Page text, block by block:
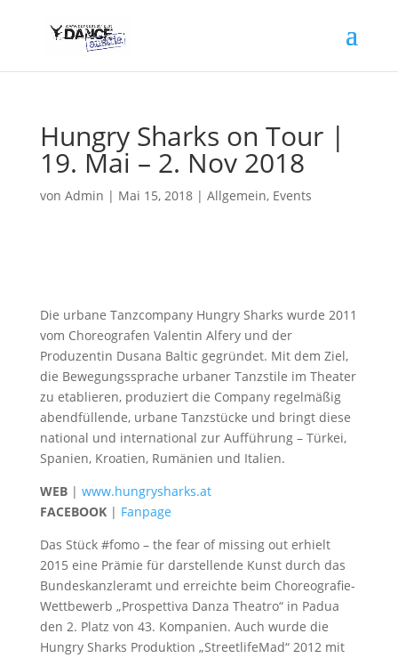
Hungry Sharks on Tour |
19. Mai – 2. Nov 2018
von Admin | Mai 15, 2018| Allgemein, Events
Die urbane Tanzcompany Hungry Sharks wurde 2011
vom Choreografen Valentin Alfery und der
Produzentin Dusana Baltic gegründet. Mit dem Ziel,
die Bewegungssprache urbaner Tanzstile im Theater
zu etablieren, produziert die Company regelmäßig
abendfüllende, urbane Tanzstücke und bringt diese
national und international zur Aufführung – Türkei,
Spanien, Kroatien, Rumänien und Italien.
WEB| www.hungrysharks.at
FACEBOOK| Fanpage
Das Stück #fomo – the fear of missing out erhielt
2015 eine Prämie für darstellende Kunst durch das
Bundeskanzleramt und erreichte beim Choreografie-
Wettbewerb „Prospettiva Danza Theatro“ in Padua
den 2. Platz von 43. Kompanien. Auch wurde die
Hungry Sharks Produktion „StreetlifeMad“ 2012 mit